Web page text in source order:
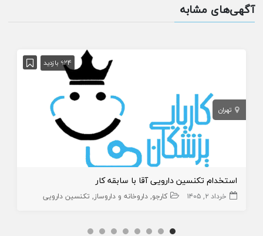
آگهی‌های مشابه
924 بازدید
تهران
استخدام تکنسین دارویی آقا با سابقه کار
خرداد ۲, ۱۴۰۵ کارجو داروخانه و داروساز تکنسین دارویی